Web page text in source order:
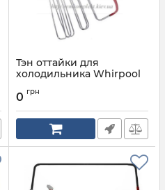
Тэн оттайки для
холодильника Whirpool
Артикул:
0 грн